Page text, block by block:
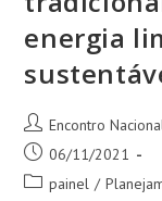
energia
Encontro
06/11/2021
painel /